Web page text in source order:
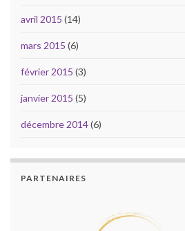
avril 2015 (14)
mars 2015 (6)
février 2015 (3)
janvier 2015 (5)
décembre 2014(6)
PARTENAIRES